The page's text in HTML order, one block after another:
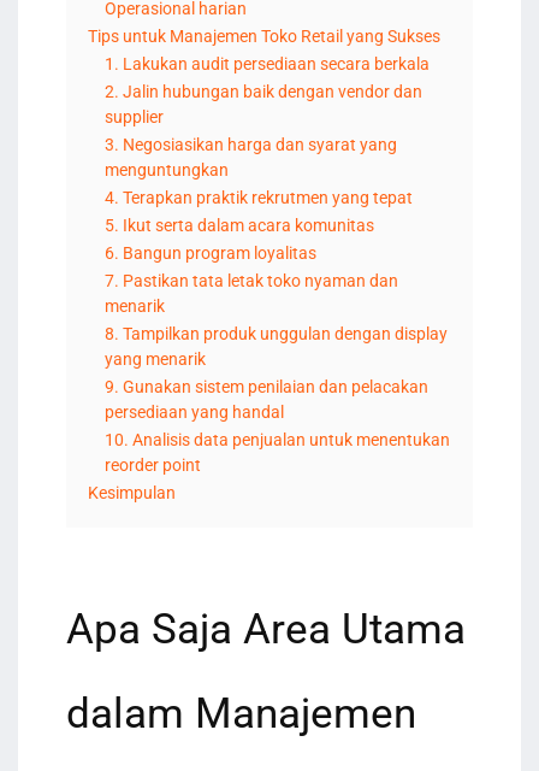
Operasional harian
Tips untuk Manajemen Toko Retail yang Sukses
1. Lakukan audit persediaan secara berkala
2. Jalin hubungan baik dengan vendor dan
supplier
3. Negosiasikan harga dan syarat yang
menguntungkan
4. Terapkan praktik rekrutmen yang tepat
5. Ikut serta dalam acara komunitas
6. Bangun program loyalitas
7. Pastikan tata letak toko nyaman dan
menarik
8. Tampilkan produk unggulan dengan display
yang menarik
9. Gunakan sistem penilaian dan pelacakan
persediaan yang handal
10. Analisis data penjualan untuk menentukan
reorder point
Kesimpulan
Apa Saja Area Utama
dalam Manajemen